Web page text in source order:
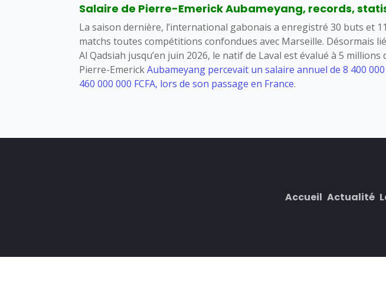
Salaire de Pierre-Emerick Aubameyang, records,
La saison dernière, l’international gabonais a enregistré 30 buts et
matchs toutes compétitions confondues avec Marseille. Désormais
Al Qadsiah jusqu’en juin 2026, le natif de Laval est évalué à 5 millions
Pierre-EmerickAubameyang percevait un salaire annuel de 8 400
460 000 000 FCFA, lors de son passage en France.
Accueil Actualité